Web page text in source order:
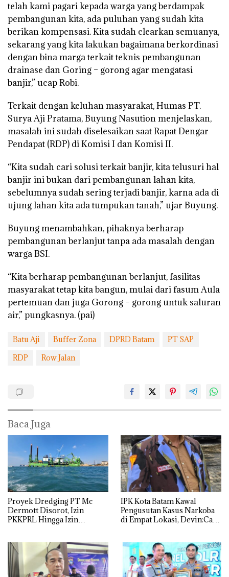
telah kami pagari kepada warga yang berdampak
pembangunan kita, ada puluhan yang sudah kita
berikan kompensasi. Kita sudah clearkan semuanya,
sekarang yang kita lakukan bagaimana berkordinasi
dengan bina marga terkait teknis pembangunan
drainase dan Goring – gorong agar mengatasi
banjir,” ucap Robi.
Terkait dengan keluhan masyarakat, Humas PT.
Surya Aji Pratama, Buyung Nasution menjelaskan,
masalah ini sudah diselesaikan saat Rapat Dengar
Pendapat (RDP) di Komisi I dan Komisi II.
“Kita sudah cari solusi terkait banjir, kita telusuri hal
banjir ini bukan dari pembangunan lahan kita,
sebelumnya sudah sering terjadi banjir, karna ada di
ujung lahan kita ada tumpukan tanah,” ujar Buyung.
Buyung menambahkan, pihaknya berharap
pembangunan berlanjut tanpa ada masalah dengan
warga BSI.
“Kita berharap pembangunan berlanjut, fasilitas
masyarakat tetap kita bangun, mulai dari fasum Aula
pertemuan dan juga Gorong – gorong untuk saluran
air,” pungkasnya. (pai)
Batu Aji Buffer Zona DPRD Batam
PT SAP
RDP
Row Jalan
Baca Juga
Proyek Dredging PT Mc
Dermott Disorot, Izin
PKKPRL Hingga Izin
IPK Kota Batam Kawal
Pengusutan Kasus Narkoba
di Empat Lokasi, Devin:Cari